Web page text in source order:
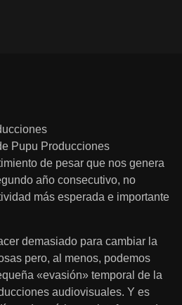
Pupu Producciones
de pesar que nos genera
año consecutivo, no
más esperada e importante
demasiado para cambiar la
pero, al menos, podemos
«evasión» temporal de la
audiovisuales. Y es